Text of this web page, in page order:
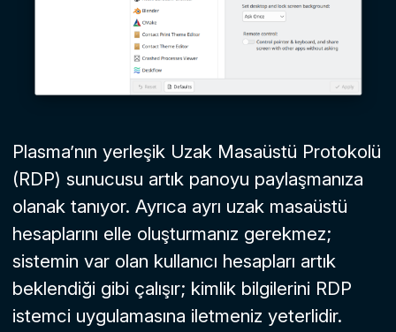
Plasma’nın yerleşik Uzak Masaüstü Protokolü
(RDP) sunucusu artık panoyu paylaşmanıza
olanak tanıyor. Ayrıca ayrı uzak masaüstü
hesaplarını elle oluşturmanız gerekmez;
sistemin var olan kullanıcı hesapları artık
beklendiği gibi çalışır; kimlik bilgilerini RDP
istemci uygulamasına iletmeniz yeterlidir.